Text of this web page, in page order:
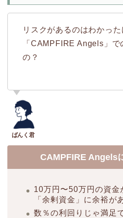
リスクがあるのはわかっ
「CAMPFIRE Angels」
の？
CAMPFIRE Angels
10万円〜50万円の資金
「余剰資金」に余裕が
数％の利回りじゃ満足